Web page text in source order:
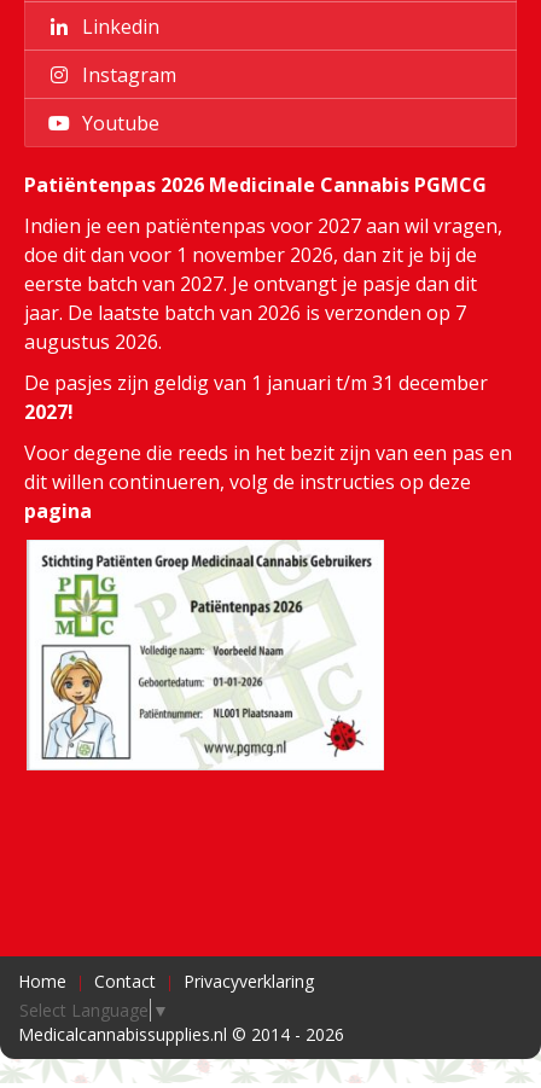
Linkedin
Instagram
Youtube
Patiëntenpas 2026 Medicinale Cannabis PGMCG
Indien je een patiëntenpas voor 2027 aan wil vragen,
doe dit dan voor 1 november 2026, dan zit je bij de
eerste batch van 2027. Je ontvangt je pasje dan dit
jaar. De laatste batch van 2026 is verzonden op 7
augustus 2026.
De pasjes zijn geldig van 1 januari t/m 31 december
2027!
Voor degene die reeds in het bezit zijn van een pas en
dit willen continueren, volg de instructies op deze
pagina
Home Contact
Privacyverklaring
Select Language ▼
Medicalcannabissupplies.nl © 2014 - 2026